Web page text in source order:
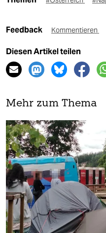
Feedback Kommentieren
Diesen Artikel teilen
Mehr zum Thema